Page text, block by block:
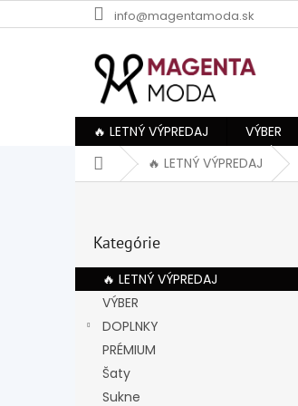
na
info@magentamoda.sk
🔥 LETNÝ VÝPREDAJ VÝBER
Domov🔥 LETNÝ VÝPREDAJ
ý
p
kategórie
Kategórie
🔥 LETNÝ VÝPREDAJ
VÝBER
DOPLNKY
PRÉMIUM
Šaty
Sukne